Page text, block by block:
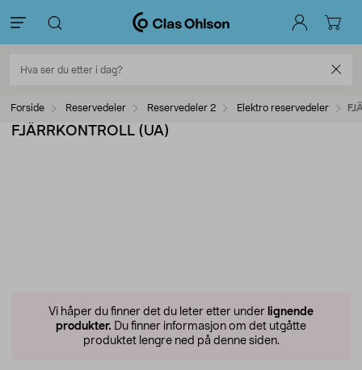
Forside Reservedeler Reservedeler 2 Elektro reservedeler
FJÄRRKONTROLL (UA)
Vi håper du finner det du leter etter under lignende
produkter. Du finner informasjon om det utgåtte
produktet lengre ned på denne siden.